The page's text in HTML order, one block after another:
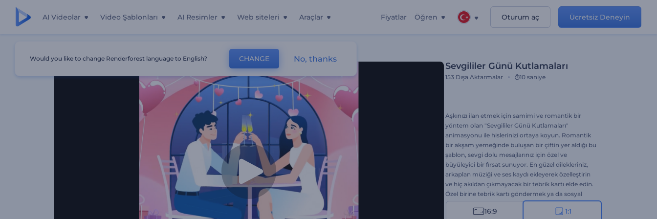
AI Videolar Video Şablonları AI Resimler Web siteleri Araçlar Fiyatlar Öğren Oturum aç Ücretsiz Deneyin
Sevgililer Günü Kutlamaları
153 Dışa Aktarmalar 10 saniye
Aşkınızı ilan etmek için samimi ve romantik bir
yöntem olan "Sevgililer Günü Kutlamaları"
animasyonu ile hislerinizi ortaya koyun. Romantik
bir akşam yemeğinde buluşan bir çiftin yer aldığı bu
şablon, sevgi dolu mesajlarınız için özel ve
büyüleyici bir fırsat sunuyor. En güzel dilekleriniz,
arkaplan müziği ve ses kaydı ekleyerek özelleştirin
ve hiç akıldan çıkmayacak bir tebrik kartı elde edin.
Özel birine tebrik kartı göndermek ya da sosyal
medya kanallarınızda neşeli postlar paylaşmak için
mükemmel bir seçenek. Hemen oluşturun ve
16:9 1:1
Would you like to change Renderforest language to English? CHANGE No, thanks